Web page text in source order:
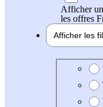
Afficher
les offres
Afficher les
Date de